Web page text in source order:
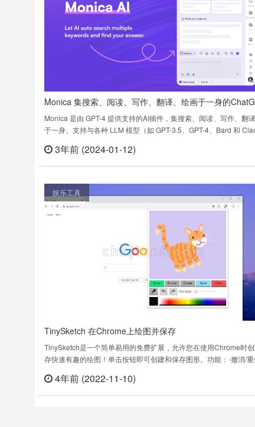
Monica 集搜索、阅读、写作、翻译、绘画于一身的
插件
Monica 是由 GPT-4 提供支持的AI插件，集搜索、阅读、写作、翻
于一身。支持与各种 LLM 模型（如 GPT-3.5、GPT-4、Bard 和
己去官网注册一个。Monica v4.5.2.0上次更新日期：2024 年 1 月 11
日……
3年前 (2024-01-12)
娱乐工具
TinySketch 在Chrome上绘图并保存
TinySketch是一个简单易用的免费扩展，允许您在使用Chrome时
存快速有趣的绘图！单击按钮即可创建和保存图形。功能：-撤消/
近使用的笔大小和颜色！其他功能：触摸屏支持、笔和橡皮擦调整大
动保存的绘图、桶填充工具、滴管工具和更大的调色板！Ti……
4年前 (2022-11-10)